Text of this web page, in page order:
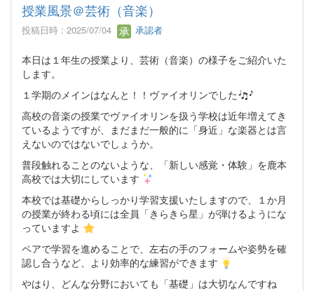
授業風景＠芸術（音楽）
投稿日時 : 2025/07/04 承認者
本日は１年生の授業より、芸術（音楽）の様子をご紹介いた
します。
１学期のメインはなんと！！ヴァイオリンでした
高校の音楽の授業でヴァイオリンを扱う学校は近年増えてき
ているようですが、まだまだ一般的に「身近」な楽器とは言
えないのではないでしょうか。
普段触れることのないような、「新しい感覚・体験」を鹿本
高校では大切にしています
本校では基礎からしっかり学習支援いたしますので、１か月
の授業が終わる頃には全員「きらきら星」が弾けるようにな
っていますよ
ペアで学習を進めることで、左右の手のフォームや姿勢を確
認し合うなど、より効率的な練習ができます
やはり、どんな分野においても「基礎」は大切なんですね